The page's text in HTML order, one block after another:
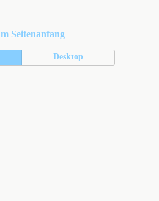
Seitenanfang
Desktop